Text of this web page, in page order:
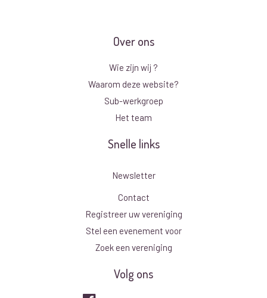
Over ons
Wie zijn wij ?
Waarom deze website?
Sub-werkgroep
Het team
Snelle links
Newsletter
Contact
Registreer uw vereniging
Stel een evenement voor
Zoek een vereniging
Volg ons